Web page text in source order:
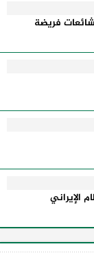
فريضة
الإيراني